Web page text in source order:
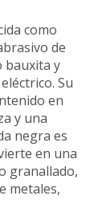
como
de
bauxita y
Su
en
y una
negra es
en una
granallado,
metales,